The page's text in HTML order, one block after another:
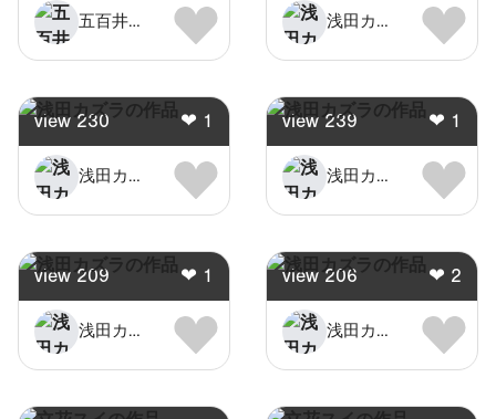
五百井しずな 浅田カズラ
view230 ❤ 1
浅田カズラ
view239 ❤ 1
浅田カズラ
view209 ❤ 1
浅田カズラ
view206 ❤ 2
浅田カズラ